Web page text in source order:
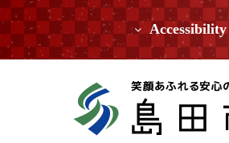
Accessibility